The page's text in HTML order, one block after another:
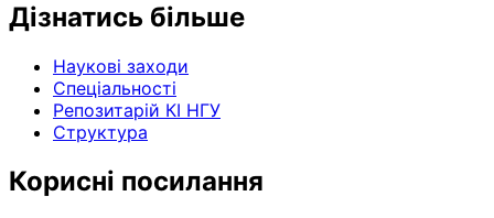
Дізнатись більше
Наукові заходи
Спеціальності
Репозитарій КІ НГУ
Структура
Корисні посилання